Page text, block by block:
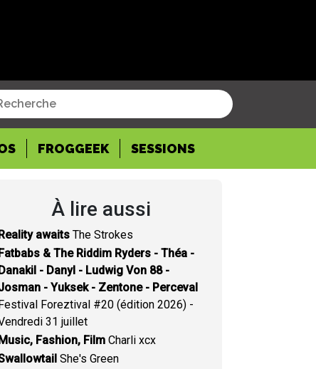
FROGGEEK SESSIONS
À lire aussi
awaits The Strokes
& The Riddim Ryders - Théa -
- Danyl - Ludwig Von 88 -
- Yuksek - Zentone - Perceval
Foreztival #20 (édition 2026) -
31 juillet
Fashion, Film Charli xcx
She's Green